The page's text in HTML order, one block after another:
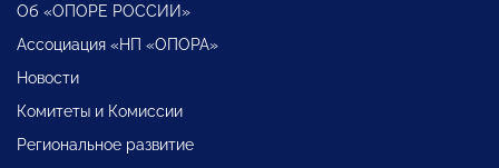
Об «ОПОРЕ РОССИИ»
Ассоциация «НП «ОПОРА»
Новости
Комитеты и Комиссии
Региональное развитие